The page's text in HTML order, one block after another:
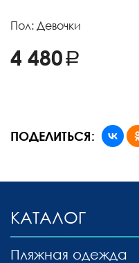
Пол: Девочки
4 480
ПОДЕЛИТЬСЯ:
КАТАЛОГ
Пляжная одежда